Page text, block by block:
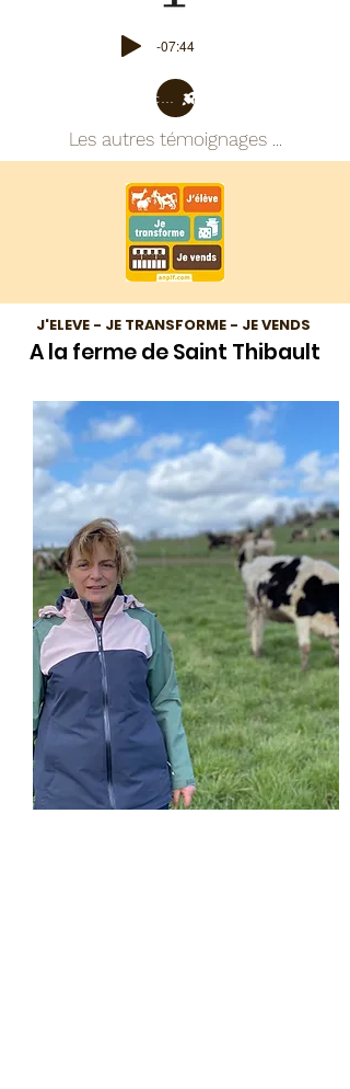
-07:44
cliquer ici
Les autres témoignages ...
J'ELEVE - JE TRANSFORME - JE VENDS
A la ferme de Saint Thibault